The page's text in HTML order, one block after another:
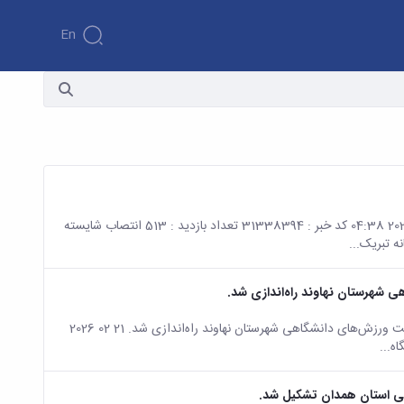
En
صفحه اصلی جزئیات خبر سرکار خانم دکتر معصومه مجیدی پرست 21 02 2026 04:38 کد خبر : 31338394 تعداد بازدید : 513 انتصاب شایسته
تبریک...
شهرستان نهاوند راه‌اندازی شد.
صفحه اصلی جزئیات خبر 🔰خبر خوش برای مراکز آموزش عالی نهاوند؛ هیئت ورزش‌های دانشگاهی شهرستان نهاوند راه‌اندازی شد. 21 02 2026
استان همدان تشکیل شد.